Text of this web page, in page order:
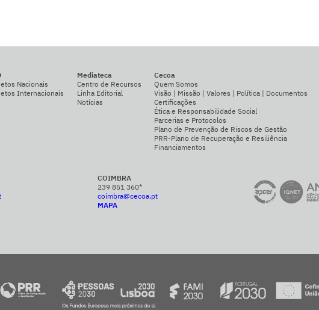
Nacionais
Internacionais
Mediateca
Centro de Recursos
Linha Editorial
Notícias
Cecoa
Quem Somos
Visão | Missão | Valores | Política | Documentos
Certificações
Ética e Responsabilidade Social
Parcerias e Protocolos
Plano de Prevenção de Riscos de Gestão
PRR-Plano de Recuperação e Resiliência
Financiamentos
COIMBRA
239 851 360*
coimbra@cecoa.pt
MAPA